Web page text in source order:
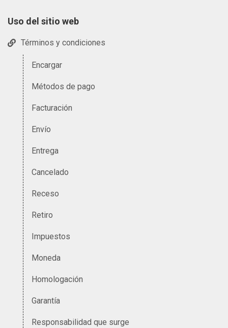
Uso del sitio web
Términos y condiciones
Encargar
Métodos de pago
Facturación
Envío
Entrega
Cancelado
Receso
Retiro
Impuestos
Moneda
Homologación
Garantía
Responsabilidad que surge